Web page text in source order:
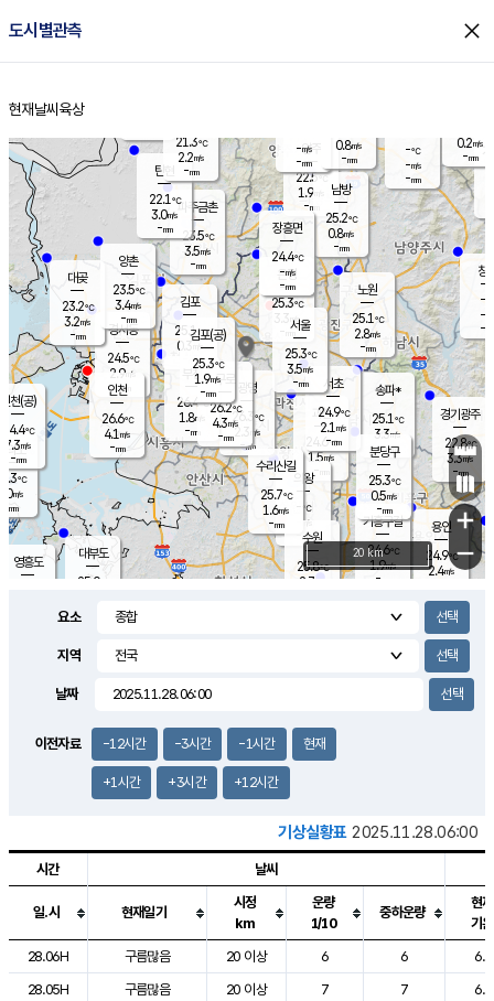
도시별관측 close
홈
현재날씨 육상
의도
℃
m/s
mm
영흥도
양주
22.5℃
1.9
-mm
과천
24.6℃
1.5m/s
- mm
용인
24.9℃
2.4m/s
경기광주
22.8℃
3.3m/s
-mm
2.2m/s
대부도
25.0
경서동
24.5℃
2.9m/s
-mm
파주금촌
23.5℃
3.5m/s
-mm
-℃
-m/s
-mm
대곶
23.2℃
3.2m/s
-mm
창
-
-m/
-
탄현
22.1℃
3.0m/s
-mm
0.2m/s
-mm
의왕
- ℃
m/s
mm
김포
25.1℃
0.3 m/s
mm
광명
26.3 ℃
2.3 m/s
-mm
부천
26.4℃
1.8m/s
-mm
양촌
23.5℃
3.4m/s
-mm
구로
26.2℃
4.3m/s
-mm
은평
25.3℃
3.3 m/s
- mm
노원
25.1℃
2.8m/s
-mm
송파*
25.1℃
3.3m/s
-mm
서초
24.9℃
2.1 m/s
-mm
남방
25.2℃
0.8m/s
-mm
기흥구갈
24.6℃
1.9m/s
-
수리산길
25.7℃
1.6m/s
-mm
분당구
25.3℃
0.5m/s
-mm
장흥면
24.4℃
-m/s
-mm
-m/s
-mm
인천(공)
24.4℃
7.3m/s
-mm
김포(공)
25.3℃
1.9m/s
-mm
수원
25.8℃
2.7 m/s
인천
26.6℃
4.1 m/s
-mm
서울
25.3℃
3.5m/s
-mm
21.3℃
2.2m/s
-mm
0.8m/s
-mm
+
−
20 km
요소
지역
날짜
이전자료 -12시간 -3시간 -1시간 현재
+1시간 +3시간 +12시간
기상실황표 2025.11.28.06:00
도시별 기상실황표로 지점, 날씨, 기온, 강수, 바람, 기압등을 안내한 표입
시간 날씨
일.시 현재일기
시정
km
운량
1/10
중하운량
현재
기온
28.06H
구름많음 20 이상 6 6
6.6
28.05H
구름많음 20 이상 7 7
6.8